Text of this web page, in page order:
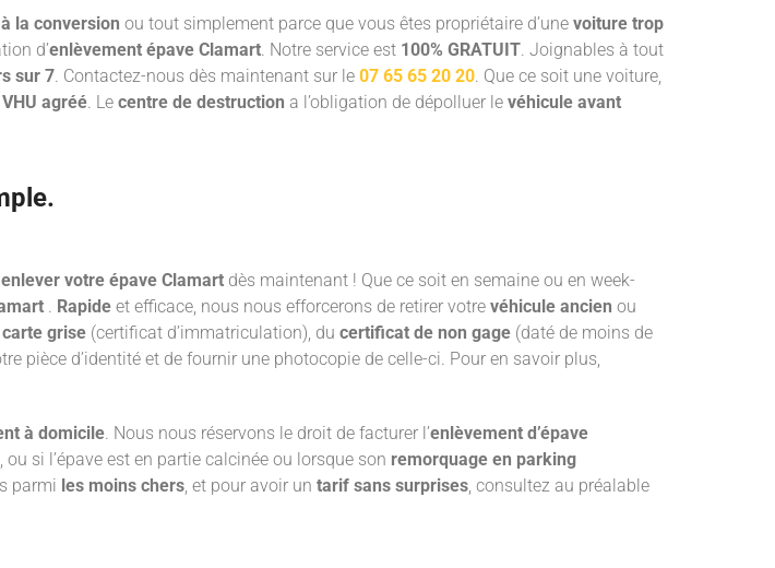
la conversion ou tout simplement parce que vous êtes propriétaire d’une voiture trop
d’enlèvement épave Clamart. Notre service est 100% GRATUIT. Joignables à tout
sur 7. Contactez-nous dès maintenant sur le 07 65 65 20 20. Que ce soit une voiture,
agréé. Le centre de destruction a l’obligation de dépolluer le véhicule avant
enlever votre épave Clamart dès maintenant ! Que ce soit en semaine ou en week-
. Rapide et efficace, nous nous efforcerons de retirer votre véhicule ancien ou
carte grise (certificat d’immatriculation), du certificat de non gage (daté de moins de
pièce d’identité et de fournir une photocopie de celle-ci. Pour en savoir plus,
à domicile. Nous nous réservons le droit de facturer l’enlèvement d’épave
si l’épave est en partie calcinée ou lorsque son remorquage en parking
parmi les moins chers, et pour avoir un tarif sans surprises, consultez au préalable